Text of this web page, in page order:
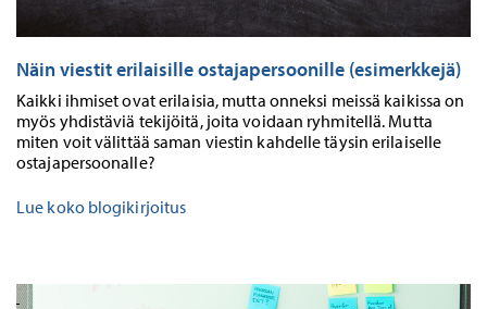
Näin viestit erilaisille ostajapersoonille (esimerkkejä)
Kaikki ihmiset ovat erilaisia, mutta onneksi meissä kaikissa on
myös yhdistäviä tekijöitä, joita voidaan ryhmitellä. Mutta
miten voit välittää saman viestin kahdelle täysin erilaiselle
ostajapersoonalle?
Lue koko blogikirjoitus